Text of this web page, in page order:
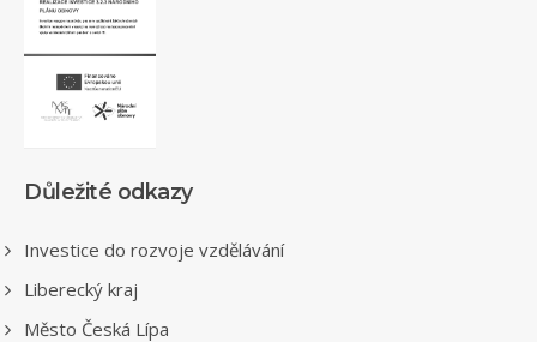
Důležité odkazy
Investice do rozvoje vzdělávání
Liberecký kraj
Město Česká Lípa